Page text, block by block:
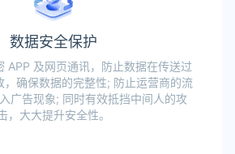
数据安全保护
APP 及网页通讯，防止数据在传送过
，确保数据的完整性; 防止运营商的流
广告现象; 同时有效抵挡中间人的攻
，大大提升安全性。